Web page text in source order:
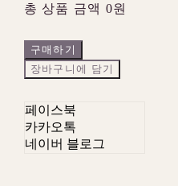
총 상품 금액 0원
구매하기
장바구니에 담기
페이스북
카카오톡
네이버 블로그